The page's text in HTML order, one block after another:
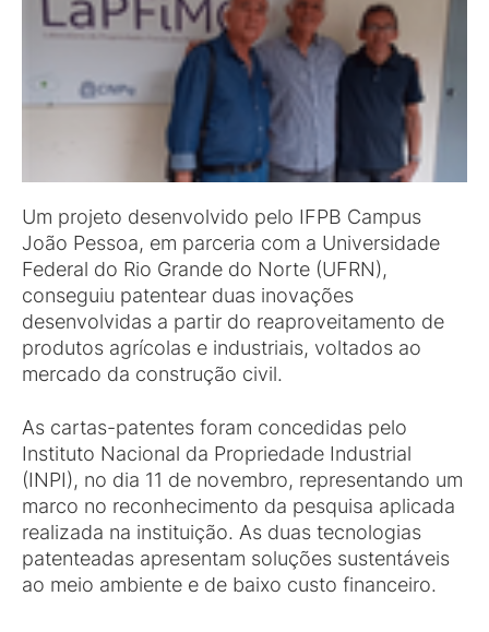
Um projeto desenvolvido pelo IFPB Campus
João Pessoa, em parceria com a Universidade
Federal do Rio Grande do Norte (UFRN),
conseguiu patentear duas inovações
desenvolvidas a partir do reaproveitamento de
produtos agrícolas e industriais, voltados ao
mercado da construção civil.
As cartas-patentes foram concedidas pelo
Instituto Nacional da Propriedade Industrial
(INPI), no dia 11 de novembro, representando um
marco no reconhecimento da pesquisa aplicada
realizada na instituição. As duas tecnologias
patenteadas apresentam soluções sustentáveis
ao meio ambiente e de baixo custo financeiro.